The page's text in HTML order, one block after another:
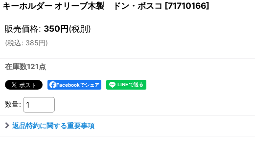
キーホルダー オリーブ木製 ドン・ボスコ [71710166]
販売価格: 350円(税別)
(税込: 385円)
在庫数121点
Facebookでシェア
数量:
返品特約に関する重要事項